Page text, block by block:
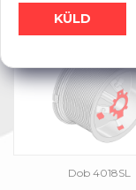
Dob 4018SL